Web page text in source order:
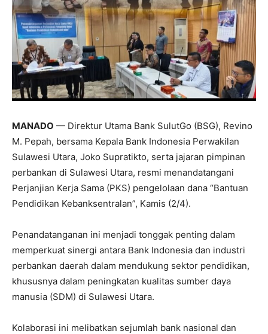
MANADO — Direktur Utama Bank SulutGo (BSG), Revino
M. Pepah, bersama Kepala Bank Indonesia Perwakilan
Sulawesi Utara, Joko Supratikto, serta jajaran pimpinan
perbankan di Sulawesi Utara, resmi menandatangani
Perjanjian Kerja Sama (PKS) pengelolaan dana “Bantuan
Pendidikan Kebanksentralan”, Kamis (2/4).
Penandatanganan ini menjadi tonggak penting dalam
memperkuat sinergi antara Bank Indonesia dan industri
perbankan daerah dalam mendukung sektor pendidikan,
khususnya dalam peningkatan kualitas sumber daya
manusia (SDM) di Sulawesi Utara.
Kolaborasi ini melibatkan sejumlah bank nasional dan